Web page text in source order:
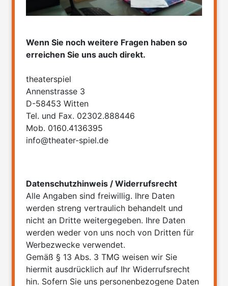
Wenn Sie noch weitere Fragen haben so
erreichen Sie uns auch direkt.
theaterspiel
Annenstrasse 3
D-58453 Witten
Tel. und Fax. 02302.888446
Mob. 0160.4136395
info@theater-spiel.de
Datenschutzhinweis / Widerrufsrecht
Alle Angaben sind freiwillig. Ihre Daten
werden streng vertraulich behandelt und
nicht an Dritte weitergegeben. Ihre Daten
werden weder von uns noch von Dritten für
Werbezwecke verwendet.
Gemäß § 13 Abs. 3 TMG weisen wir Sie
hiermit ausdrücklich auf Ihr Widerrufsrecht
hin. Sofern Sie uns personenbezogene Daten